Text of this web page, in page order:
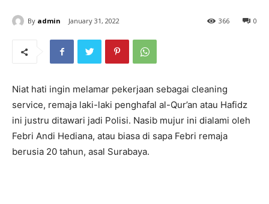
By admin January 31, 2022 0
366
Niat hati ingin melamar pekerjaan sebagai cleaning
service, remaja laki-laki penghafal al-Qur’an atau Hafidz
ini justru ditawari jadi Polisi. Nasib mujur ini dialami oleh
Febri Andi Hediana, atau biasa di sapa Febri remaja
berusia 20 tahun, asal Surabaya.